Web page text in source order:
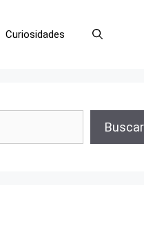
Curiosidades
Buscar